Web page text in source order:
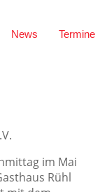
News Termine
im Mai
Rühl